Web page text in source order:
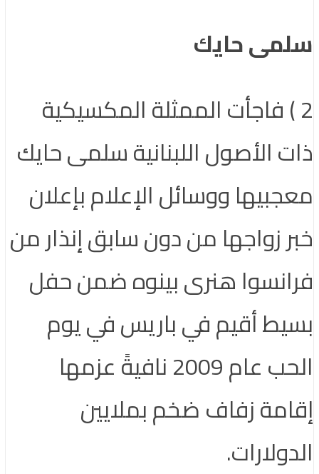
سلمى حايك
2 ) فاجأت الممثلة المكسيكية
ذات الأصول اللبنانية سلمى حايك
معجبيها ووسائل الإعلام بإعلان
خبر زواجها من دون سابق إنذار من
فرانسوا هنرى بينوه ضمن حفل
بسيط أقيم في باريس في يوم
الحب عام 2009 نافيةً عزمها
إقامة زفاف ضخم بملايين
الدولارات.